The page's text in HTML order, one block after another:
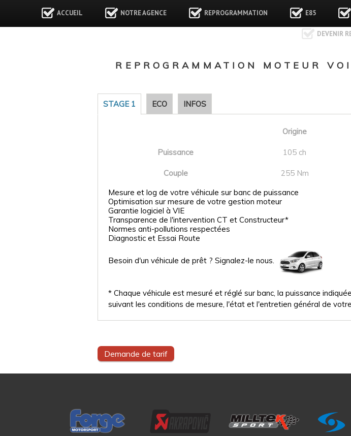
ACCUEIL NOTRE AGENCE REPROGRAMMATION E85
DEVENIR
REPROGRAMMATION MOTEUR
STAGE 1 ECO INFOS
Origine
Puissance 105 ch
Couple 255 Nm
Mesure et log de votre véhicule sur banc de puissance
Optimisation sur mesure de votre gestion moteur
Garantie logiciel à VIE
Transparence de l'intervention CT et Constructeur*
Normes anti-pollutions respectées
Diagnostic et Essai Route
Besoin d'un véhicule de prêt ? Signalez-le nous.
* Chaque véhicule est mesuré et réglé sur banc, la puissance
suivant les conditions de mesure, l'état et l'entretien général de
Demande de tarif